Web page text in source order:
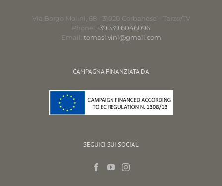
Via Borgo Molini, 68 - 31020 Corbanese – Tarzo/TV
Phone: +39 339 6046096
Email: tomasi.vini@gmail.com
CAMPAGNA FINANZIATA DA
SEGUICI SUI SOCIAL